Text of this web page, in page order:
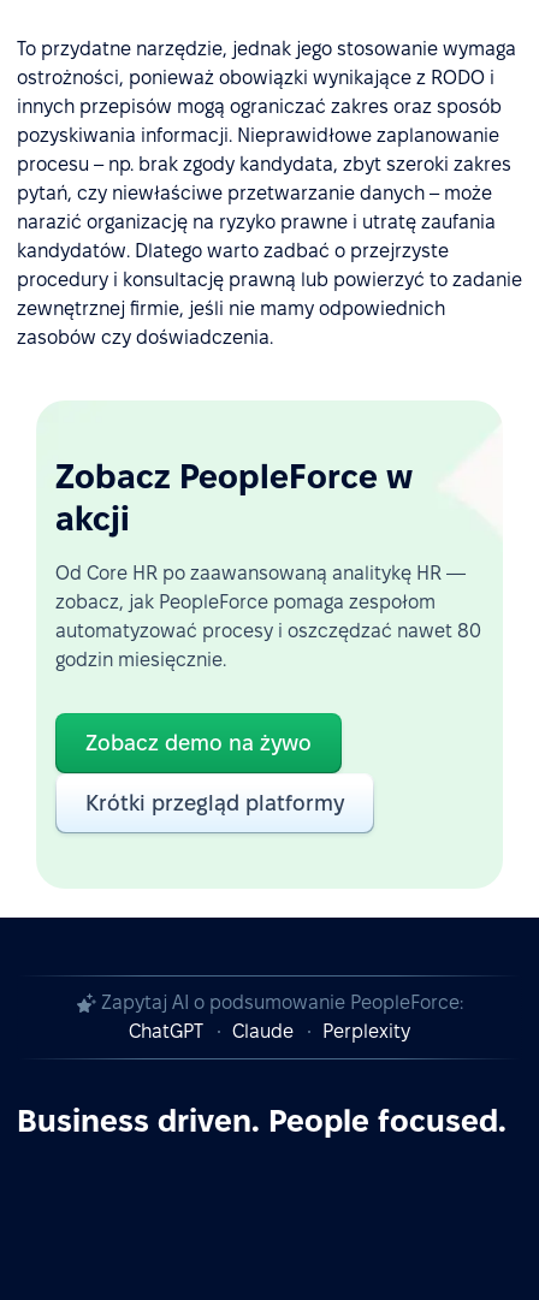
To przydatne narzędzie, jednak jego stosowanie wymaga
ostrożności, ponieważ obowiązki wynikające z RODO i
innych przepisów mogą ograniczać zakres oraz sposób
pozyskiwania informacji. Nieprawidłowe zaplanowanie
procesu – np. brak zgody kandydata, zbyt szeroki zakres
pytań, czy niewłaściwe przetwarzanie danych – może
narazić organizację na ryzyko prawne i utratę zaufania
kandydatów. Dlatego warto zadbać o przejrzyste
procedury i konsultację prawną lub powierzyć to zadanie
zewnętrznej firmie, jeśli nie mamy odpowiednich
zasobów czy doświadczenia.
Zobacz PeopleForce w
akcji
Od Core HR po zaawansowaną analitykę HR —
zobacz, jak PeopleForce pomaga zespołom
automatyzować procesy i oszczędzać nawet 80
godzin miesięcznie.
Zobacz demo na żywo
Krótki przegląd platformy
Zapytaj AI o podsumowanie PeopleForce:
ChatGPT
Claude Perplexity
Business driven. People focused.